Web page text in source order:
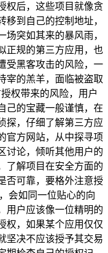
权后，这些项目就像贪
到自己的控制地址，
突如其来的暴风雨，
正规的第三方应用，也
受黑客攻击的风险，一
宰的羔羊，面临被盗取
权带来的风险，用户
己的宝藏一般谨慎，在
探，仔细了解第三方应
官方网站，从中探寻项
讨论，倾听其他用户的
了解项目在安全方面的
否可靠，要格外注意授
会如同一位贴心的向
用户应该像一位精明的
权，如果某个应用仅仅
坚决不应该授予其交易